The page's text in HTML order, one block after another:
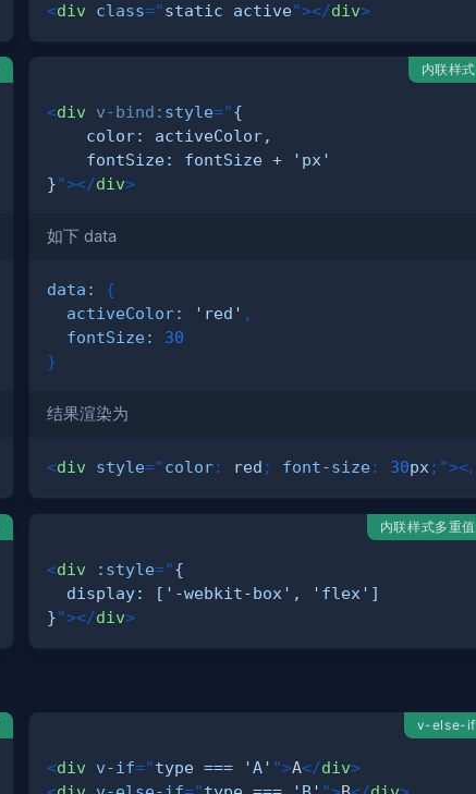
<div class="static active"></div>
内联样式
<div v-bind: style="
}"></div>
如下 data
data :
{
activeColor: 'red' ,
fontSize:
30
}
结果渲染为
<div style="color: red ; font-size: 30px ; "></
内联样式多重值
<div :style="
}"></div>
v-else-if
<div v-if="type === 'A' ">A</div>